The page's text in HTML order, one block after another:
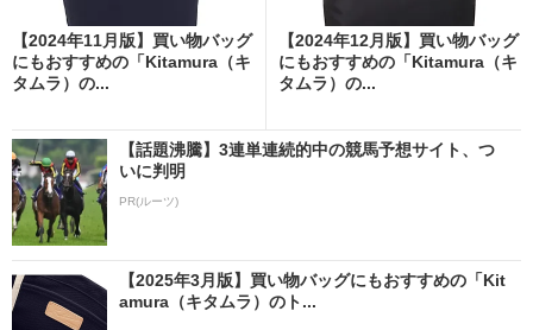
【2024年11月版】買い物バッグ
にもおすすめの「Kitamura（キ
タムラ）の...
【2024年12月版】買い物バッグ
にもおすすめの「Kitamura（キ
タムラ）の...
【話題沸騰】3連単連続的中の競馬予想サイト、つ
いに判明
PR(ルーツ)
【2025年3月版】買い物バッグにもおすすめの「Kit
amura（キタムラ）のト...